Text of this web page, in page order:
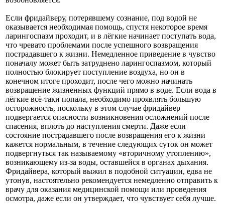
Если фридайверу, потерявшему сознание, под водой не
оказывается необходимая помощь, спустя некоторое время
ларингоспазм проходит, и в лёгкие начинает поступать вода,
что чревато проблемами после успешного возвращения
пострадавшего к жизни. Немедленное приведение в чувство
поначалу может быть затруднено ларингоспазмом, который
полностью блокирует поступление воздуха, но он в
конечном итоге проходит, после чего можно начинать
возвращение жизненных функций прямо в воде. Если вода в
лёгкие всё-таки попала, необходимо проявлять большую
осторожность, поскольку в этом случае фридайвер
подвергается опасности возникновения осложнений после
спасения, вплоть до наступления смерти. Даже если
состояние пострадавшего после возвращения его к жизни
кажется нормальным, в течение следующих суток он может
подвергнуться так называемому «вторичному утоплению»,
возникающему из-за воды, оставшейся в органах дыхания.
Фридайвера, который выжил в подобной ситуации, едва не
утонув, настоятельно рекомендуется немедленно отправить к
врачу для оказания медицинской помощи или проведения
осмотра, даже если он утверждает, что чувствует себя лучше.